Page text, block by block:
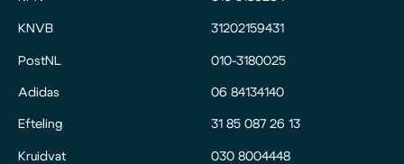
KNVB
PostNL
Adidas
Efteling
Kruidvat
31202159431
010-3180025
06 84134140
31 85 087 26 13
030 8004448